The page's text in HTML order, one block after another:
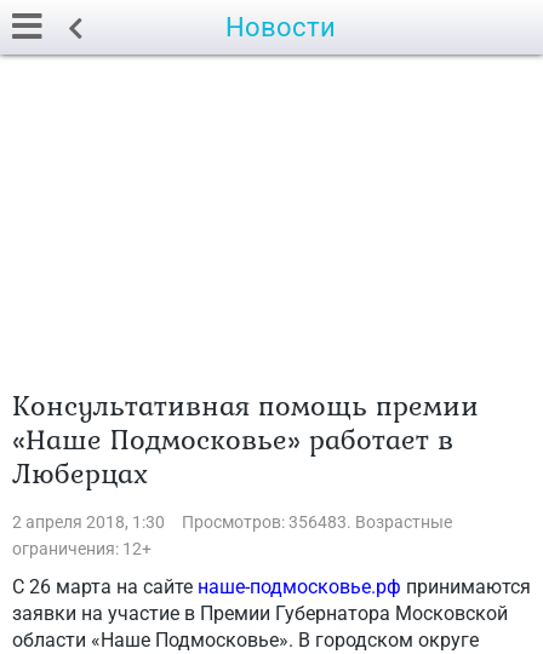
Новости
Консультативная помощь премии
«Наше Подмосковье» работает в
Люберцах
2 апреля 2018, 1:30
Просмотров: 356483. Возрастные
ограничения: 12+
С 26 марта на сайте наше-подмосковье.рф принимаются
заявки на участие в Премии Губернатора Московской
области «Наше Подмосковье». В городском округе